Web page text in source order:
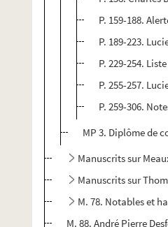
P. 159-188.
P. 189-223.
P. 229-254.
P. 255-257.
P. 259-306.
MP 3. Diplôme de
Manuscrits sur
Manuscrits sur
M. 78. Notables et
M. 88. André Pierre